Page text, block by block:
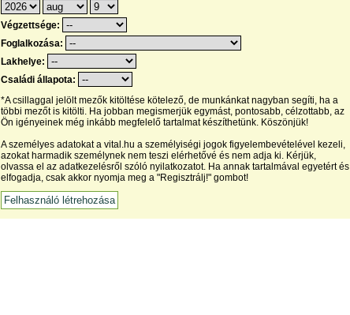
Végzettsége:
Foglalkozása:
Lakhelye:
Családi állapota:
*A csillaggal jelölt mezők kitöltése kötelező, de munkánkat nagyban segíti, ha a
többi mezőt is kitölti. Ha jobban megismerjük egymást, pontosabb, célzottabb, az
Ön igényeinek még inkább megfelelő tartalmat készíthetünk. Köszönjük!
A személyes adatokat a vital.hu a személyiségi jogok figyelembevételével kezeli,
azokat harmadik személynek nem teszi elérhetővé és nem adja ki. Kérjük,
olvassa el az adatkezelésről szóló nyilatkozatot. Ha annak tartalmával egyetért és
elfogadja, csak akkor nyomja meg a "Regisztrálj!" gombot!